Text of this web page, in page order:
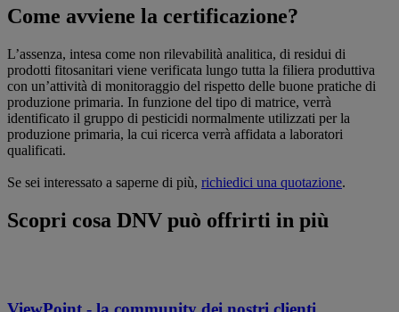
Come avviene la certificazione?
L’assenza, intesa come non rilevabilità analitica, di residui di
prodotti fitosanitari viene verificata lungo tutta la filiera produttiva
con un’attività di monitoraggio del rispetto delle buone pratiche di
produzione primaria. In funzione del tipo di matrice, verrà
identificato il gruppo di pesticidi normalmente utilizzati per la
produzione primaria, la cui ricerca verrà affidata a laboratori
qualificati.
Se sei interessato a saperne di più, richiedici una quotazione.
Scopri cosa DNV può offrirti in più